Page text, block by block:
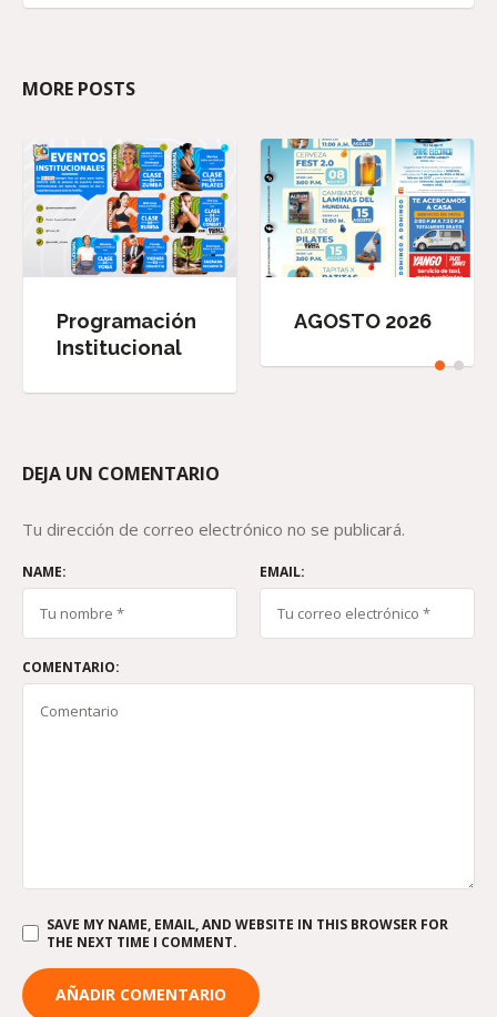
MORE POSTS
Programación
Institucional
AGOSTO 2026
DEJA UN COMENTARIO
Tu dirección de correo electrónico no se publicará.
NAME: EMAIL:
COMENTARIO:
SAVE MY NAME, EMAIL, AND WEBSITE IN THIS BROWSER FOR
THE NEXT TIME I COMMENT.